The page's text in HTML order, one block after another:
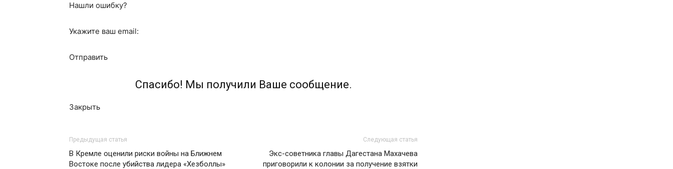
Нашли ошибку?
Укажите ваш email:
Отправить
Спасибо! Мы получили Ваше сообщение.
Закрыть
Предыдущая статья
В Кремле оценили риски войны на Ближнем
Востоке после убийства лидера «Хезболлы»
Следующая статья
Экс-советника главы Дагестана Махачева
приговорили к колонии за получение взятки